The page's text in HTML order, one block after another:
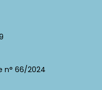
n° 66/2024